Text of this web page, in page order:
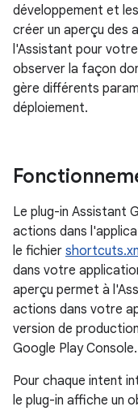
développement et
créer un aperçu des
l'Assistant pour
observer la façon
gère différents
déploiement.
Le plug-in Assistant
actions dans
le fichier
dans votre
aperçu permet à
actions dans votre
version de
Google Play Console.
Pour chaque intent
le plug-in affiche un